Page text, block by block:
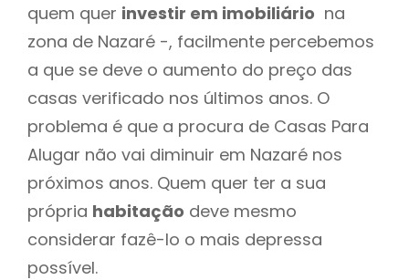
quem quer investir em imobiliário na
zona de Nazaré -, facilmente percebemos
a que se deve o aumento do preço das
casas verificado nos últimos anos. O
problema é que a procura de Casas Para
Alugar não vai diminuir em Nazaré nos
próximos anos. Quem quer ter a sua
própria habitação deve mesmo
considerar fazê-lo o mais depressa
possível.